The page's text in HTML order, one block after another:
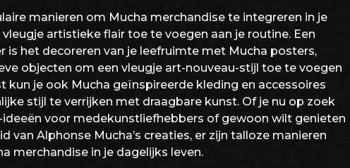
manieren om Mucha merchandise te integreren in je
artistieke flair toe te voegen aan je routine. Een
is het decoreren van je leefruimte met Mucha posters,
objecten om een vleugje art-nouveau-stijl toe te voegen
kun je ook Mucha geïnspireerde kleding en accessoires
stijl te verrijken met draagbare kunst. Of je nu op zoek
ideeën voor medekunstliefhebbers of gewoon wilt genieten
van Alphonse Mucha’s creaties, er zijn talloze manieren
merchandise in je dagelijks leven.